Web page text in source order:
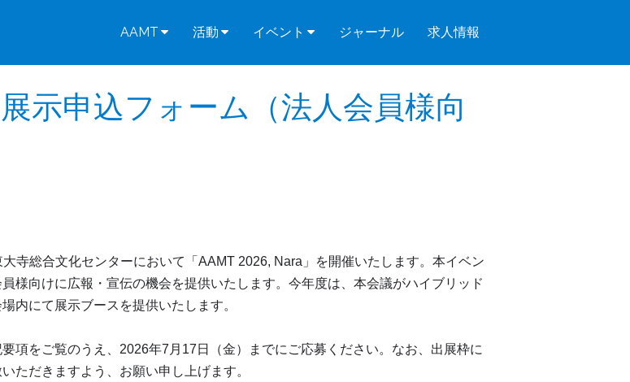
AAMT 活動 イベント ジャーナル 求人情報
示申込フォーム（法人会員様向
寺総合文化センターにおいて「AAMT 2026, Nara」を開催いたします。本イベン
様向けに広報・宣伝の機会を提供いたします。今年度は、本会議がハイブリッド
内にて展示ブースを提供いたします。
項をご覧のうえ、2026年7月17日（金）までにご応募ください。なお、出展枠に
ただきますよう、お願い申し上げます。